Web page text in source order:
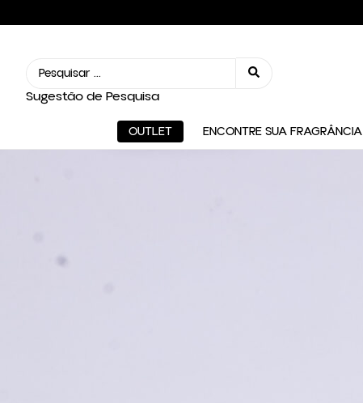
Sugestão de Pesquisa
OUTLET ENCONTRE SUA FRAGRÂNCIA